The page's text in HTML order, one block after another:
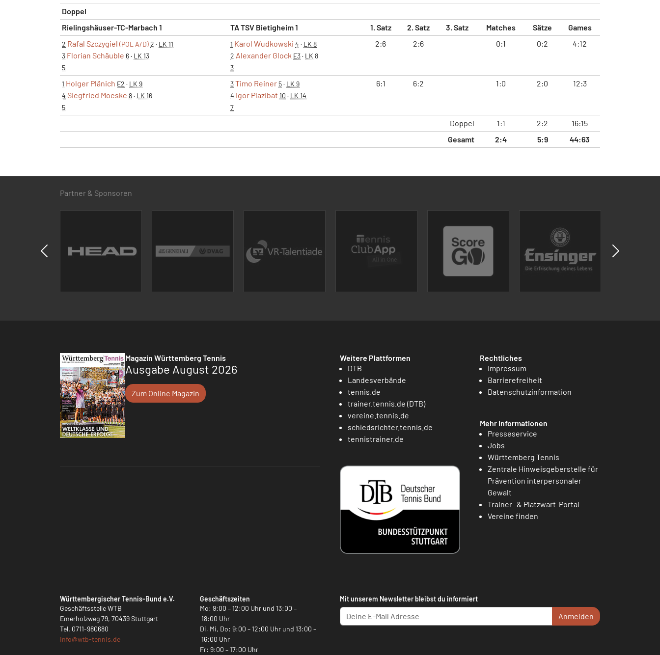
Doppel
Rielingshäuser-TC-Marbach 1
TA TSV Bietigheim 1 1. Satz 2. Satz 3. Satz Matches Sätze Games
2 Rafal Szczygiel (POL A/D)2 · LK 11
3 Florian Schäuble 6· LK 13
5
1 Karol Wudkowski 4 · LK 8
2 Alexander Glock E3· LK 8
3
2:6 2:6 0:1 0:2 4:12
1 Holger Plänich E2 · LK 9
4 Siegfried Moeske 8· LK 16
5
3Timo Reiner 5· LK 9
4 Igor Plazibat 10 · LK 14
7
6:1 6:2 1:0 2:0 12:3
Doppel 1:1 2:2
16:15
Gesamt
2:4 5:9 44:63
Partner & Sponsoren
Magazin Württemberg Tennis
Ausgabe August 2026
Zum Online Magazin
Weitere Plattformen
DTB
Landesverbände
tennis.de
trainer.tennis.de (DTB)
vereine.tennis.de
schiedsrichter.tennis.de
tennistrainer.de
Rechtliches
Impressum
Barrierefreiheit
Datenschutzinformation
Mehr Informationen
Presseservice
Jobs
Württemberg Tennis
Zentrale Hinweisgeberstelle für
Prävention interpersonaler
Gewalt
Trainer- & Platzwart-Portal
Vereine finden
Württembergischer Tennis-Bund e.V.
Geschäftsstelle WTB
Emerholzweg 79, 70439 Stuttgart
Tel. 0711-980680
info@wtb-tennis.de
Geschäftszeiten
Mo: 9:00 – 12:00 Uhr und 13:00 –
18:00 Uhr
Di, Mi, Do: 9:00 – 12:00 Uhr und 13:00 –
16:00 Uhr
Fr: 9:00 – 17:00 Uhr
Mit unserem Newsletter bleibst du informiert
Anmelden